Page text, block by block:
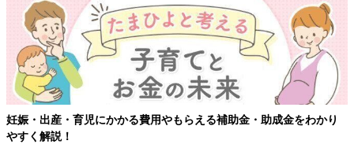
もらえる補助金・助成金をわかり
【ワクチン接種できるものも